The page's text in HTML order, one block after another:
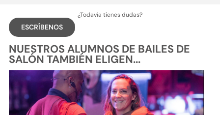
¿Todavía tienes dudas?
ESCRÍBENOS
NUESTROS ALUMNOS DE BAILES DE
SALÓN TAMBIÉN ELIGEN...